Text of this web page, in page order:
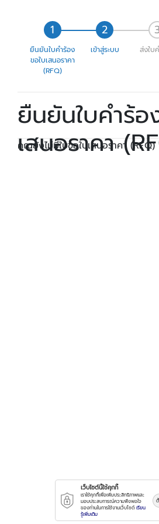
ยืนยันใบคำร้อง
ขอใบเสนอราคา
(RFQ)
เข้าสู่ระบบ ส่งใบ
ยืนยันใบคำร้อ
เสนอราคา
คุณยังไม่มีใบขอใบเสนอราคา (RFQ)
เว็บไซต์นี้ใช้คุกกี้
เราใช้คุกกี้เพื่อเพิ่มประสิทธิภาพและ
มอบประสบการณ์ความพึงพอใจ
ของท่านในการใช้งานเว็บไซต์ เรียน
รู้เพิ่มเติม